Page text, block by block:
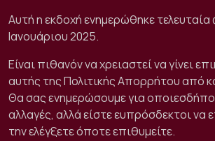
Αυτή η εκδοχή ενημερώθηκε
Ιανουάριου 2025.
Είναι πιθανόν να χρειαστεί να γίνει
αυτής της Πολιτικής Απορρήτου από
Θα σας ενημερώσουμε για
αλλαγές, αλλά είστε ευπρόσδεκτοι να
την ελέγξετε όποτε επιθυμείτε.